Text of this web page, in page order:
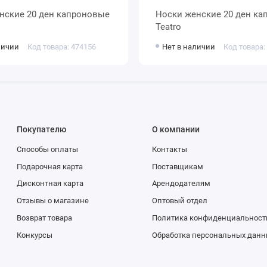
Код товара: 474156
Носки женские 20 ден капроновые
Teatro
Нет в наличии Код
Покупателю
Способы оплаты
Подарочная карта
Дисконтная карта
Отзывы о магазине
Возврат товара
Конкурсы
О компании
Контакты
Поставщикам
Арендодателям
Оптовый отдел
Политика
Обработка персональных